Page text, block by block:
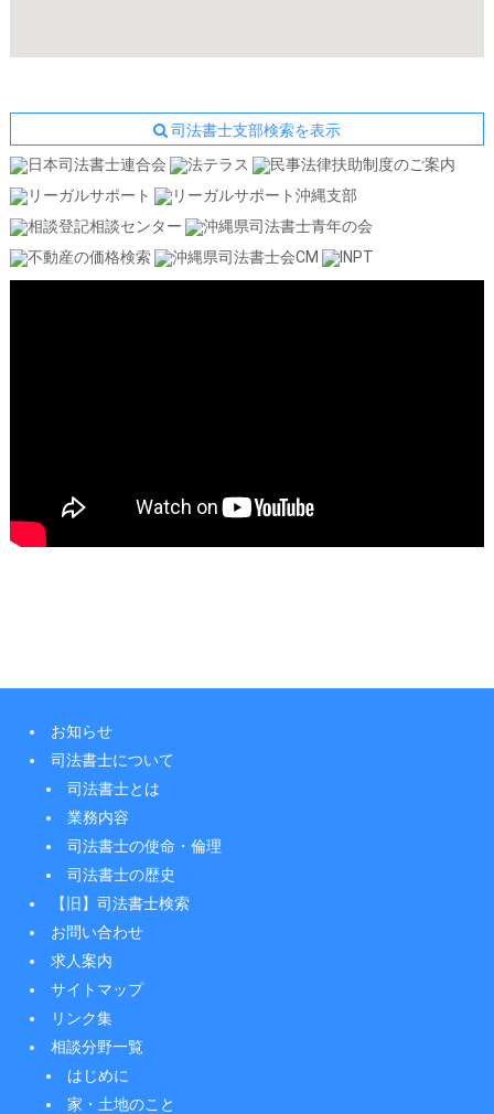
司法書士支部検索を表示
お知らせ
司法書士について
司法書士とは
業務内容
司法書士の使命・倫理
司法書士の歴史
【旧】司法書士検索
お問い合わせ
求人案内
サイトマップ
リンク集
相談分野一覧
はじめに
家・土地のこと